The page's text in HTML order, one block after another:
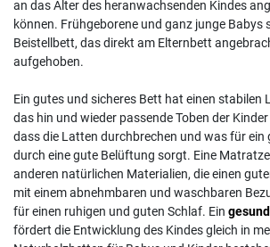
an das Alter des heranwachsenden Kindes
können. Frühgeborene und ganz junge Babys
Beistellbett, das direkt am Elternbett
aufgehoben.
Ein gutes und sicheres Bett hat einen stabilen
das hin und wieder passende Toben der
dass die Latten durchbrechen und was für ein
durch eine gute Belüftung sorgt. Eine
anderen natürlichen Materialien, die einen
mit einem abnehmbaren und waschbaren
für einen ruhigen und guten Schlaf. Ein
fördert die Entwicklung des Kindes gleich in